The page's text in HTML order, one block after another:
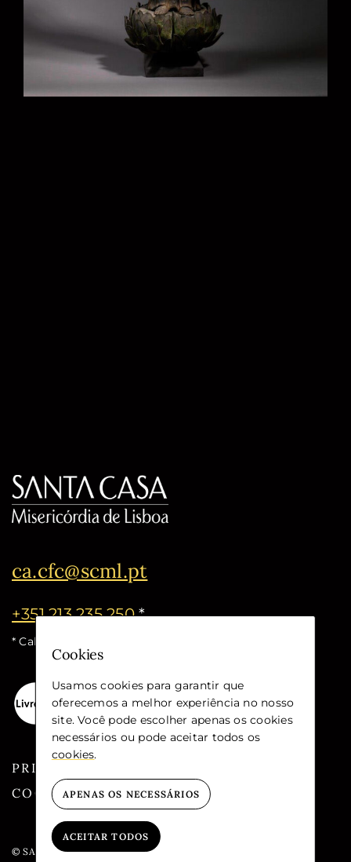
ca.cfc@scml.pt
+351 213 235 250*
* Call cost for the national fixed network
PRIVACY
COOKIES
© SANTA CASA DA MISERICÓRDIA DE LISBOA
Cookies
Usamos cookies para garantir que
oferecemos a melhor experiência no nosso
site. Você pode escolher apenas os cookies
necessários ou pode aceitar todos os
cookies.
APENAS OS NECESSÁRIOS
ACEITAR TODOS